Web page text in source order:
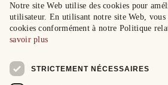
Notre site Web utilise des cookies pour
utilisateur. En utilisant notre site Web, vous
cookies conformément à notre Politique
savoir plus
STRICTEMENT NÉCESSAIRES